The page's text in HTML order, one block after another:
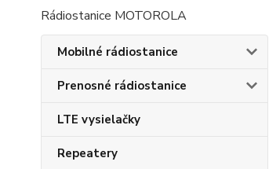
Rádiostanice MOTOROLA
Mobilné rádiostanice
Prenosné rádiostanice
LTE vysielačky
Repeatery